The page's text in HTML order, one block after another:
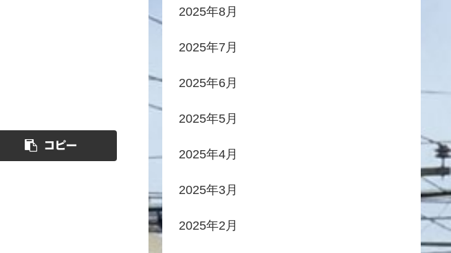
コピー
2025年8月
2025年7月
2025年6月
2025年5月
2025年4月
2025年3月
2025年2月